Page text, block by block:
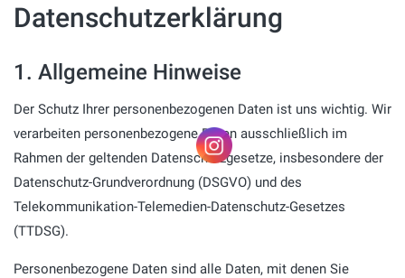
Datenschutzerklärung
1. Allgemeine Hinweise
Der Schutz Ihrer personenbezogenen Daten ist uns wichtig. Wir
verarbeiten personenbezogene Daten ausschließlich im
Rahmen der geltenden Datenschutzgesetze, insbesondere der
Datenschutz-Grundverordnung (DSGVO) und des
Telekommunikation-Telemedien-Datenschutz-Gesetzes
(TTDSG).
Personenbezogene Daten sind alle Daten, mit denen Sie